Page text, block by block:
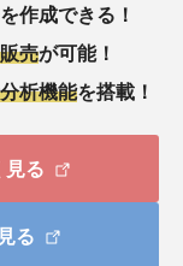
作成できる！
売が可能！
析機能を搭載！
見る
る